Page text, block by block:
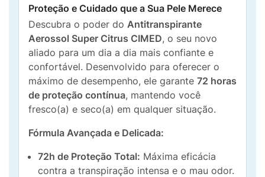
Proteção e Cuidado que a Sua Pele Merece
Descubra o poder do Antitranspirante
Aerossol Super Citrus CIMED, o seu novo
aliado para um dia a dia mais confiante e
confortável. Desenvolvido para oferecer o
máximo de desempenho, ele garante 72 horas
de proteção contínua, mantendo você
fresco(a) e seco(a) em qualquer situação.
Fórmula Avançada e Delicada:
72h de Proteção Total: Máxima eficácia
contra a transpiração intensa e o mau odor.